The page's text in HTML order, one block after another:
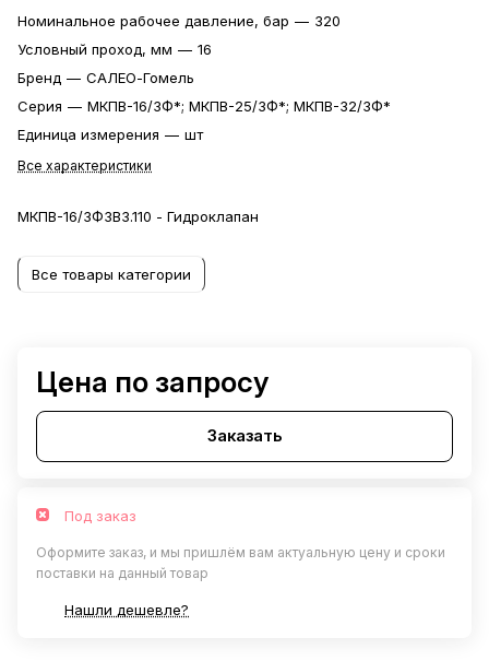
Номинальное рабочее давление, бар — 320
Условный проход, мм — 16
Бренд — САЛЕО-Гомель
Серия — МКПВ-16/3Ф*; МКПВ-25/3Ф*; МКПВ-32/3Ф*
Единица измерения — шт
Все характеристики
МКПВ-16/3Ф3В3.110 - Гидроклапан
Все товары категории
Цена по запросу
Заказать
Под заказ
Оформите заказ, и мы пришлём вам актуальную цену и сроки
поставки на данный товар
Нашли дешевле?